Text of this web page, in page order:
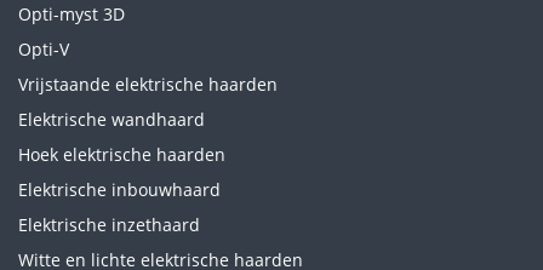
Opti-myst 3D
Opti-V
Vrijstaande elektrische haarden
Elektrische wandhaard
Hoek elektrische haarden
Elektrische inbouwhaard
Elektrische inzethaard
Witte en lichte elektrische haarden